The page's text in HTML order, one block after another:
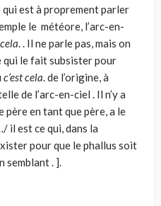
qui est à proprement parler
le météore, l’arc-en-
. . Il ne parle pas, mais on
qui le fait subsister pour
c’est cela. de l’origine, à
de l’arc-en-ciel . Il n’y a
père en tant que père, a le
il est ce qui, dans la
pour que le phallus soit
semblant . ].